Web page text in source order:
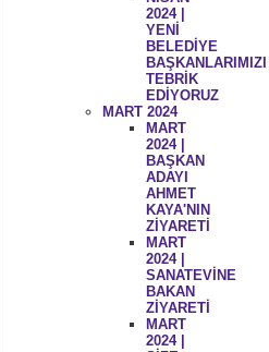
2024 |
YENİ
BELEDİYE
BAŞKANLARIMIZI
TEBRİK
EDİYORUZ
MART 2024
MART
2024 |
BAŞKAN
ADAYI
AHMET
KAYA'NIN
ZİYARETİ
MART
2024 |
SANATEVİNE
BAKAN
ZİYARETİ
MART
2024 |